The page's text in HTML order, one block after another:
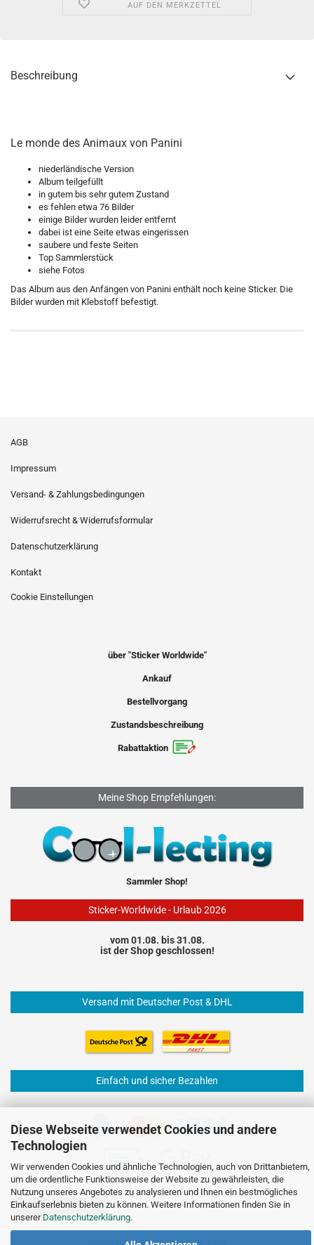
Diese Webseite verwendet Cookies und andere
Technologien
Wir verwenden Cookies und ähnliche Technologien, auch von Drittanbietern,
um die ordentliche Funktionsweise der Website zu gewährleisten, die
Nutzung unseres Angebotes zu analysieren und Ihnen ein bestmögliches
Einkaufserlebnis bieten zu können. Weitere Informationen finden Sie in
unserer Datenschutzerklärung.
AUF DEN MERKZETTEL
Beschreibung
Le monde des Animaux von Panini
niederländische Version
Album teilgefüllt
in gutem bis sehr gutem Zustand
es fehlen etwa 76 Bilder
einige Bilder wurden leider entfernt
dabei ist eine Seite etwas eingerissen
saubere und feste Seiten
Top Sammlerstück
siehe Fotos
Das Album aus den Anfängen von Panini enthält noch keine Sticker. Die
Bilder wurden mit Klebstoff befestigt.
AGB
Impressum
Versand- & Zahlungsbedingungen
Widerrufsrecht & Widerrufsformular
Datenschutzerklärung
Kontakt
Cookie Einstellungen
über "Sticker Worldwide"
Ankauf
Bestellvorgang
Zustandsbeschreibung
Rabattaktion
Meine Shop Empfehlungen:
Sammler Shop!
Sticker-Worldwide - Urlaub 2026
vom 01.08. bis 31.08.
ist der Shop geschlossen!
Versand mit Deutscher Post & DHL
Einfach und sicher Bezahlen
Vertrag widerrufen